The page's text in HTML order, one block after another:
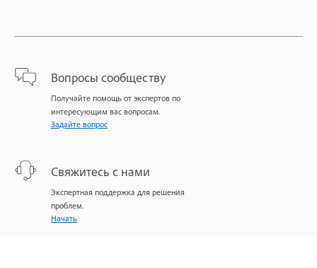
Вопросы сообществу
Получайте помощь от экспертов по
интересующим вас вопросам.
Задайте вопрос
Свяжитесь с нами
Экспертная поддержка для решения
проблем.
Начать